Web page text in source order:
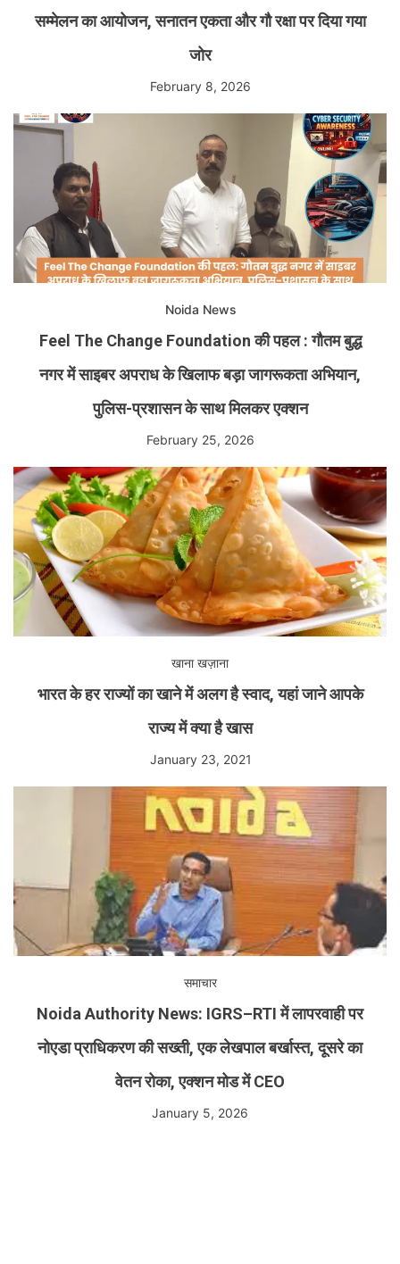
सम्मेलन का आयोजन, सनातन एकता और गौ रक्षा पर दिया गया
जोर
February 8, 2026
Noida News
Feel The Change Foundation की पहल : गौतम बुद्ध
नगर में साइबर अपराध के खिलाफ बड़ा जागरूकता अभियान,
पुलिस-प्रशासन के साथ मिलकर एक्शन
February 25, 2026
खाना खज़ाना
भारत के हर राज्यों का खाने में अलग है स्वाद, यहां जाने आपके
राज्य में क्या है खास
January 23, 2021
समाचार
Noida Authority News: IGRS–RTI में लापरवाही पर
नोएडा प्राधिकरण की सख्ती, एक लेखपाल बर्खास्त, दूसरे का
वेतन रोका, एक्शन मोड में CEO
January 5, 2026